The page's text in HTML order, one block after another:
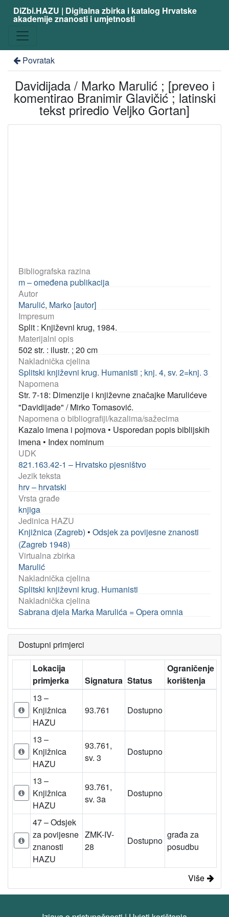
DiZbi.HAZU | Digitalna zbirka i katalog Hrvatske
akademije znanosti i umjetnosti
Povratak
Davidijada / Marko Marulić ; [preveo i
komentirao Branimir Glavičić ; latinski
tekst priredio Veljko Gortan]
Bibliografska razina
m – omeđena publikacija
Autor
Marulić, Marko [autor]
Impresum
Split : Književni krug, 1984.
Materijalni opis
502 str. : ilustr. ; 20 cm
Nakladnička cjelina
Splitski književni krug. Humanisti ; knj. 4, sv. 2=knj. 3
Napomena
Str. 7-18: Dimenzije i književne značajke Marulićeve
"Davidijade" / Mirko Tomasović.
Napomena o bibliografiji/kazalima/sažecima
Kazalo imena i pojmova • Usporedan popis biblijskih
imena • Index nominum
UDK
821.163.42-1 – Hrvatsko pjesništvo
Jezik teksta
hrv – hrvatski
Vrsta građe
knjiga
Jedinica HAZU
Knjižnica (Zagreb) • Odsjek za povijesne znanosti
(Zagreb 1948)
Virtualna zbirka
Marulić
Nakladnička cjelina
Splitski književni krug. Humanisti
Nakladnička cjelina
Sabrana djela Marka Marulića = Opera omnia
Dostupni primjerci
Lokacija
primjerka
Signatura Status
Ograničenje
korištenja
13 –
Knjižnica
HAZU
93.761 Dostupno
13 –
Knjižnica
HAZU
93.761,
sv. 3
Dostupno
13 –
Knjižnica
HAZU
93.761,
sv. 3a
Dostupno
47 – Odsjek
za povijesne
znanosti
HAZU
ZMK-IV-
28
Dostupno
građa za
posudbu
Više